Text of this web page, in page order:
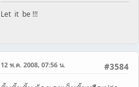
Let it be !!!
#3584
12 พ.ค. 2008, 07:56 น.